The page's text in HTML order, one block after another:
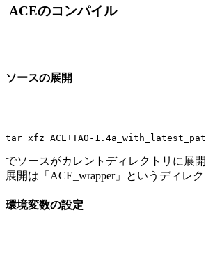
ACEのコンパイル
ソースの展開
でソースがカレントディレクトリに展開
展開は「ACE_wrapper」というディレ
環境変数の設定